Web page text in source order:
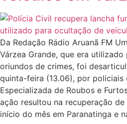
Da Redação Rádio Aruanã FM
Várzea Grande, que era
oriundos de crimes, foi
quinta-feira (13.06), por policiais
Especializada de Roubos e
ação resultou na recuperação
início do mês em Paranatinga e